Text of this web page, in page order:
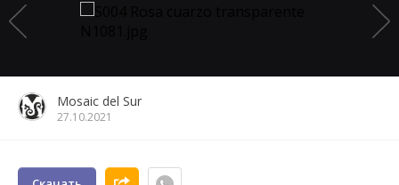
Mosaic del Sur
27.10.2021